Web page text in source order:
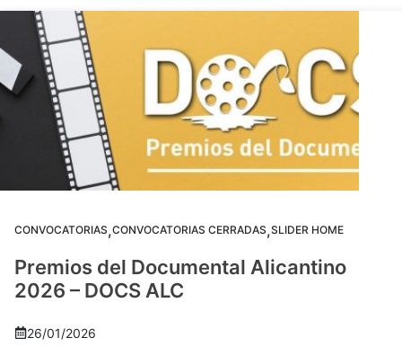
CONVOCATORIAS,CONVOCATORIAS CERRADAS,SLIDER HOME
Premios del Documental Alicantino
2026 – DOCS ALC
26/01/2026